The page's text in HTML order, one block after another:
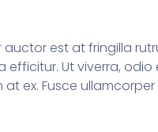
est at fringilla
efficitur. Ut viverra,
ex. Fusce